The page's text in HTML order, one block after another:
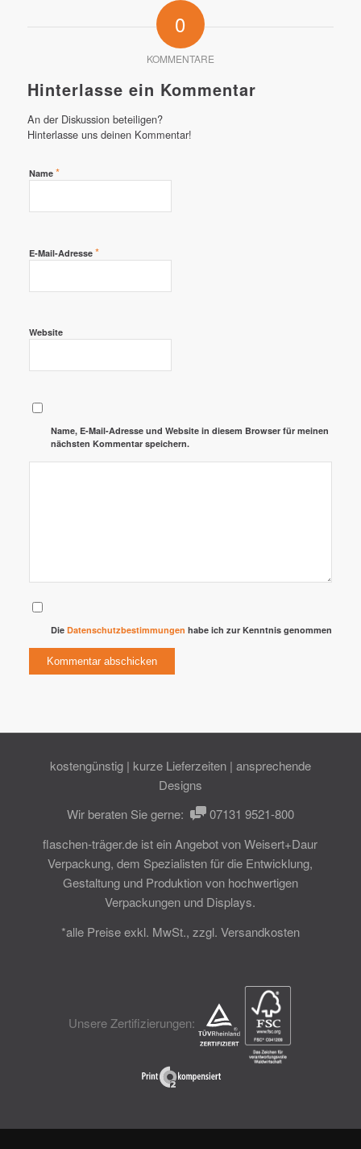
0
KOMMENTARE
Hinterlasse ein Kommentar
An der Diskussion beteiligen?
Hinterlasse uns deinen Kommentar!
Name *
E-Mail-Adresse *
Website
Name, E-Mail-Adresse und Website in diesem Browser für meinen
nächsten Kommentar speichern.
DieDatenschutzbestimmungen habe ich zur Kenntnis genommen
kostengünstig | kurze Lieferzeiten | ansprechende
Designs
Wir beraten Sie gerne:
07131 9521-800
flaschen-träger.de ist ein Angebot vonWeisert+Daur
Verpackung, dem Spezialisten für die Entwicklung,
Gestaltung und Produktion von hochwertigen
Verpackungen und Displays.
*alle Preise exkl. MwSt., zzgl. Versandkosten
Unsere Zertifizierungen: